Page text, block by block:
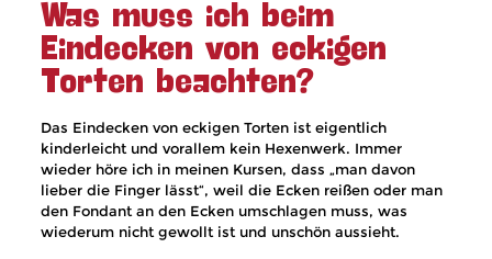
Was muss ich beim
Eindecken von eckigen
Torten beachten?
Das Eindecken von eckigen Torten ist eigentlich
kinderleicht und vorallem kein Hexenwerk. Immer
wieder höre ich in meinen Kursen, dass „man davon
lieber die Finger lässt“, weil die Ecken reißen oder man
den Fondant an den Ecken umschlagen muss, was
wiederum nicht gewollt ist und unschön aussieht.